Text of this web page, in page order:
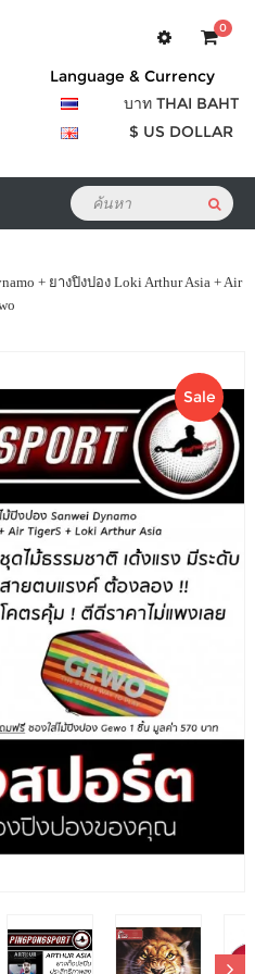
0
Language & Currency
บาท THAI BAHT
$ US DOLLAR
+ ยางปิงปอง Loki Arthur Asia + Air
Sale